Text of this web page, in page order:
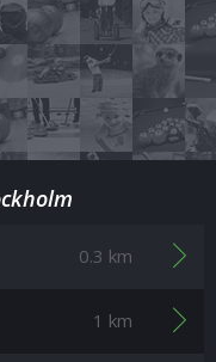
0.3 km
1 km